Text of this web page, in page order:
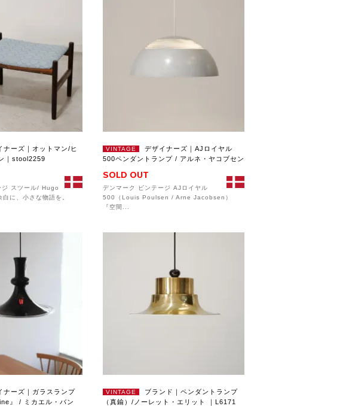
ナーズ｜オットマン/ヒ
｜stool2259
ジ スツール/ Hugo
に、小さな物語を。
VINTAGE
デザイナーズ｜AJロイヤル
500ペンダントランプ / アルネ・ヤコブセン
｜L...
SOLD OUT
デンマーク ビンテージ AJロイヤル
500（Louis Poulsen / Arne Jacobsen）
『空間...
ナーズ｜ガラスランプ
』 / ミカエル・バン
VINTAGE
ブランド｜ペンダントランプ
（真鍮）/ノーレット・エリット ｜L6171